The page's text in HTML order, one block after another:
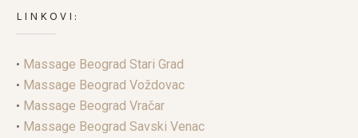
LINKOVI:
• Massage Beograd Stari Grad
• Massage Beograd Voždovac
• Massage Beograd Vračar
• Massage Beograd Savski Venac